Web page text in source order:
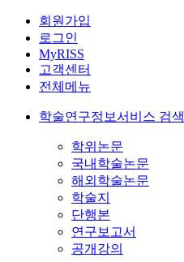
회원가입
로그인
MyRISS
고객센터
전체메뉴
학술연구정보서비스 검색
학위논문
국내학술논문
해외학술논문
학술지
단행본
연구보고서
공개강의